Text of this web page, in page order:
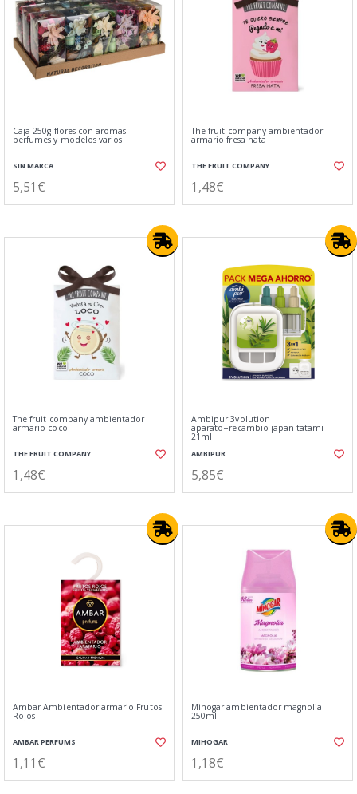
Caja 250g flores con aromas
perfumes y modelos varios
SIN MARCA
5,51€
The fruit company ambientador
armario fresa nata
THE FRUIT COMPANY
1,48€
The fruit company ambientador
armario coco
THE FRUIT COMPANY
1,48€
Ambipur 3volution
aparato+recambio japan tatami
21ml
AMBIPUR
5,85€
Ambar Ambientador armario Frutos
Rojos
AMBAR PERFUMS
1,11€
Mihogar ambientador magnolia
250ml
MIHOGAR
1,18€